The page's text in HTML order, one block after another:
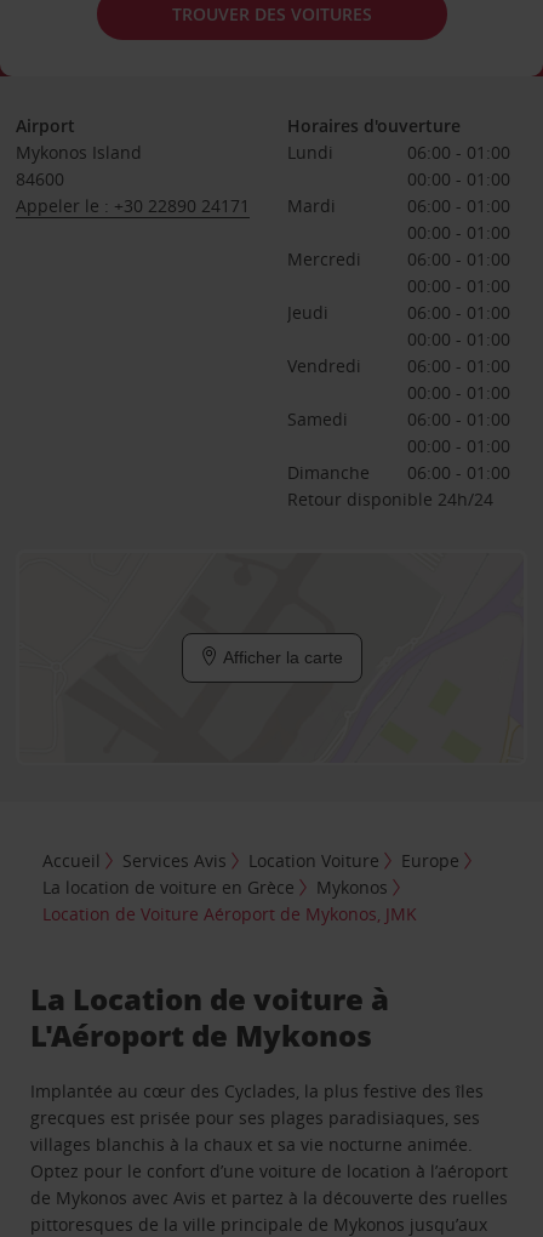
TROUVER DES VOITURES
Airport
Mykonos Island
84600
Appeler le : +30 22890 24171
Horaires d'ouverture
Lundi
06:00 - 01:00
00:00 - 01:00
Mardi
06:00 - 01:00
00:00 - 01:00
Mercredi
06:00 - 01:00
00:00 - 01:00
Jeudi
06:00 - 01:00
00:00 - 01:00
Vendredi
06:00 - 01:00
00:00 - 01:00
Samedi
06:00 - 01:00
00:00 - 01:00
Dimanche
06:00 - 01:00
Retour disponible 24h/24
Afficher la carte
Accueil Services Avis Location Voiture
Europe
La location de voiture en Grèce
Mykonos
Location de Voiture Aéroport de Mykonos, JMK
La Location de voiture à
L'Aéroport de Mykonos
Implantée au cœur des Cyclades, la plus festive des îles
grecques est prisée pour ses plages paradisiaques, ses
villages blanchis à la chaux et sa vie nocturne animée.
Optez pour le confort d’une voiture de location à l’aéroport
de Mykonos avec Avis et partez à la découverte des ruelles
pittoresques de la ville principale de Mykonos jusqu’aux